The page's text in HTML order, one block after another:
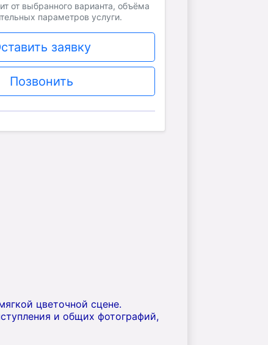
от выбранного варианта, объёма
параметров услуги.
заявку
Позвонить
цветочной сцене.
и общих фотографий,